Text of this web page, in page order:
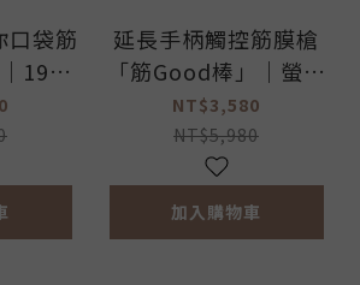
口袋筋
195g
，獨
舒緩
/ 結
)
延長手柄觸控筋膜槍
「筋Good棒」｜螢幕
智能提示、五種律動情
境、延長手柄 · 你的
居家放鬆教練
NT$3,580
NT$5,980
加入購物車